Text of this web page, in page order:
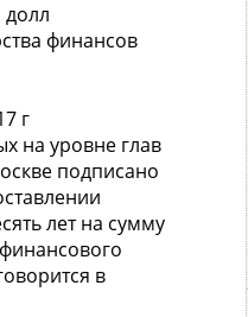
финансов
г
на уровне глав
подписано
лет на сумму
в